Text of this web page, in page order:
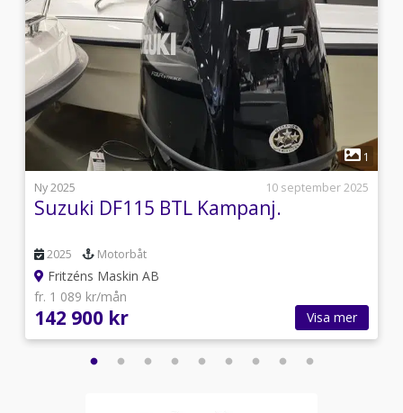
1
Ny 2025
10 september 2025
Suzuki DF115 BTL Kampanj.
2025 Motorbåt
Fritzéns Maskin AB
fr. 1 089 kr/mån
142 900 kr Visa mer